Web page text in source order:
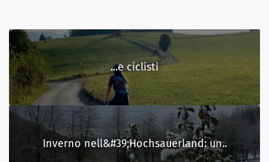
Inverno nell&#39;Hochsauerland: un..
...e ciclisti